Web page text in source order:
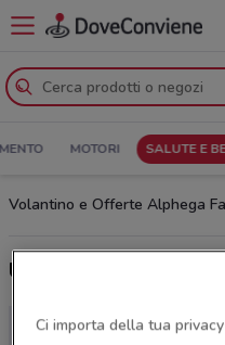
MOTORI SALUTE E
Volantino e Offerte Alphega
Ultime offerte del
Ci importa della tua privacy